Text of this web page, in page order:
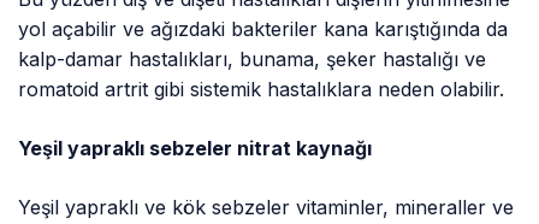
yol açabilir ve ağızdaki bakteriler kana karıştığında da
kalp-damar hastalıkları, bunama, şeker hastalığı ve
romatoid artrit gibi sistemik hastalıklara neden olabilir.
Yeşil yapraklı sebzeler nitrat kaynağı
Yeşil yapraklı ve kök sebzeler vitaminler, mineraller ve